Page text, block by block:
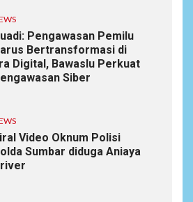
Pengawasan Pemilu
Bertransformasi di
Digital, Bawaslu Perkuat
Siber
Video Oknum Polisi
Sumbar diduga Aniaya